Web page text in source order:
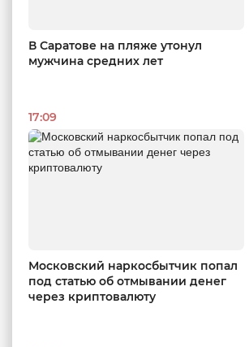
В Саратове на пляже утонул
мужчина средних лет
17:09
Московский наркосбытчик попал
под статью об отмывании денег
через криптовалюту